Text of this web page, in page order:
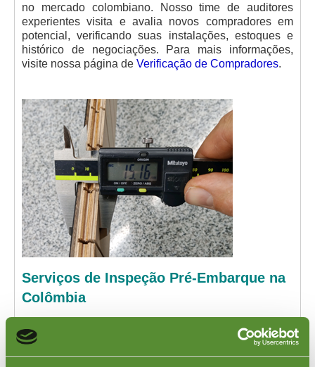
no mercado colombiano. Nosso time de auditores
experientes visita e avalia novos compradores em
potencial, verificando suas instalações, estoques e
histórico de negociações. Para mais informações,
visite nossa página de Verificação de Compradores.
Serviços de Inspeção Pré-Embarque na
Colômbia
na Colômbia são para clientes que adquirem produtos